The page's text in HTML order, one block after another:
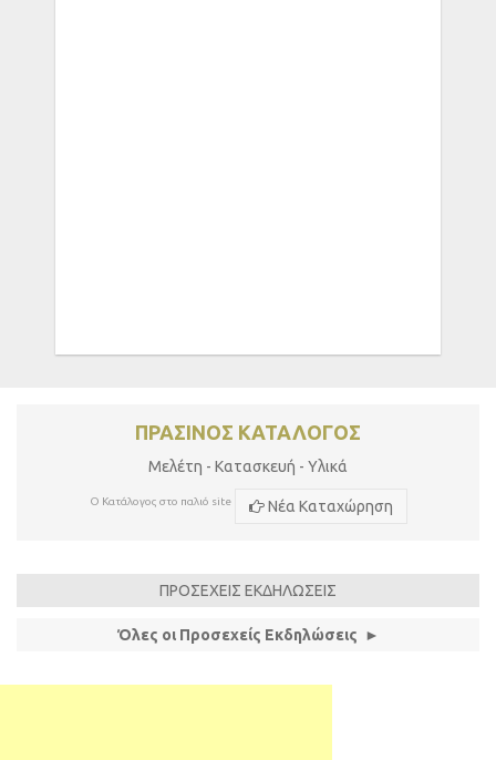
ΠΡΑΣΙΝΟΣ ΚΑΤΑΛΟΓΟΣ
Μελέτη - Κατασκευή - Υλικά
Ο Κατάλογος στο παλιό site Νέα Καταχώρηση
ΠΡΟΣΕΧΕΙΣ ΕΚΔΗΛΩΣΕΙΣ
Όλες οι Προσεχείς Εκδηλώσεις ►